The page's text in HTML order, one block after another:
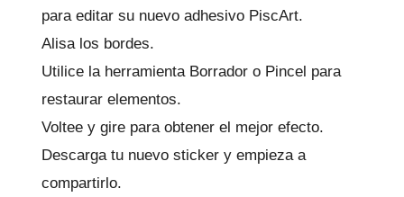
para editar su nuevo adhesivo PiscArt.
Alisa los bordes.
Utilice la herramienta Borrador o Pincel para
restaurar elementos.
Voltee y gire para obtener el mejor efecto.
Descarga tu nuevo sticker y empieza a
compartirlo.